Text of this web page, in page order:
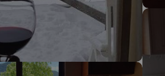
brúixola torna.